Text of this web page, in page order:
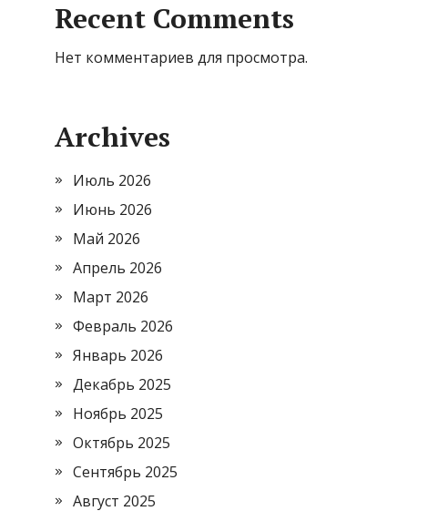
Recent Comments
Нет комментариев для просмотра.
Archives
Июль 2026
Июнь 2026
Май 2026
Апрель 2026
Март 2026
Февраль 2026
Январь 2026
Декабрь 2025
Ноябрь 2025
Октябрь 2025
Сентябрь 2025
Август 2025